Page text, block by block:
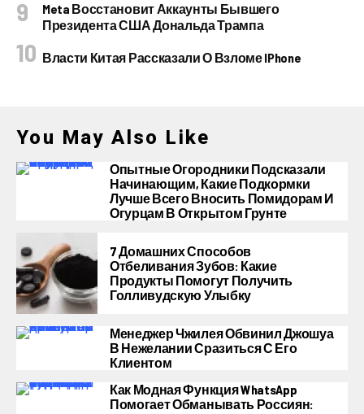
Meta Восстановит Аккаунты Бывшего
Президента США Дональда Трампа
Власти Китая Рассказали О Взломе IPhone
You May Also Like
Опытные Огородники Подсказали
Начинающим, Какие Подкормки
Лучше Всего Вносить Помидорам И
Огурцам В Открытом Грунте
7 Домашних Способов
Отбеливания Зубов: Какие
Продукты Помогут Получить
Голливудскую Улыбку
Менеджер Чжилея Обвинил Джошуа
В Нежелании Сразиться С Его
Клиентом
Как Модная Функция WhatsApp
Помогает Обманывать Россиян: